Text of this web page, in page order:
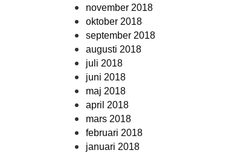
november 2018
oktober 2018
september 2018
augusti 2018
juli 2018
juni 2018
maj 2018
april 2018
mars 2018
februari 2018
januari 2018